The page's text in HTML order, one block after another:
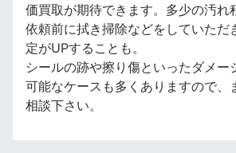
価買取が期待できます。多少の汚れ
依頼前に拭き掃除などをしていただ
定がUPすることも。
シールの跡や擦り傷といったダメー
可能なケースも多くありますので、
相談下さい。